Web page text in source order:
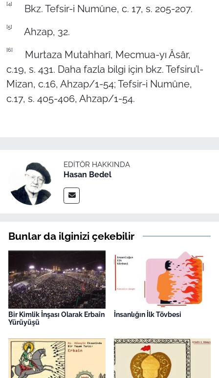
[4] Bkz. Tefsir-i Numûne, c. 17, s. 205-207.
[5] Ahzap, 32.
[6]
Murtaza Mutahharî, Mecmua-yı Âsâr,
c.19, s. 431. Daha fazla bilgi için bkz. Tefsiru’l-
Mizan, c.16, Ahzap/1-54; Tefsir-i Numûne,
c.17, s. 405-406, Ahzap/1-54.
EDITÖR HAKKINDA
Hasan Bedel
Bunlar da ilginizi çekebilir
Bir Kimlik İnşası Olarak Erbaîn
Yürüyüşü
İnsanlığın İlk Tövbesi